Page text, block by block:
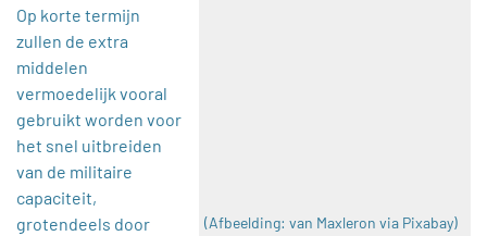
(Afbeelding: van Maxleron via Pixabay)
Op korte termijn
zullen de extra
middelen
vermoedelijk vooral
gebruikt worden voor
het snel uitbreiden
van de militaire
capaciteit,
grotendeels door